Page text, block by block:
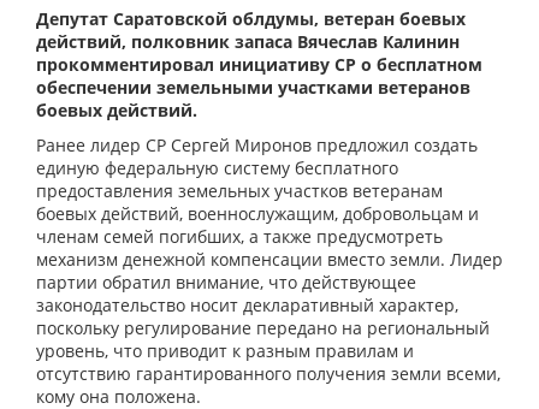
Депутат Саратовской облдумы, ветеран боевых
действий, полковник запаса Вячеслав Калинин
прокомментировал инициативу СР о бесплатном
обеспечении земельными участками ветеранов
боевых действий.
Ранее лидер СР Сергей Миронов предложил создать
единую федеральную систему бесплатного
предоставления земельных участков ветеранам
боевых действий, военнослужащим, добровольцам и
членам семей погибших, а также предусмотреть
механизм денежной компенсации вместо земли. Лидер
партии обратил внимание, что действующее
законодательство носит декларативный характер,
поскольку регулирование передано на региональный
уровень, что приводит к разным правилам и
отсутствию гарантированного получения земли всеми,
кому она положена.